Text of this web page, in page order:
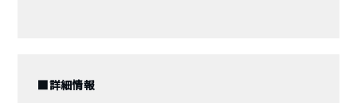
■詳細情報